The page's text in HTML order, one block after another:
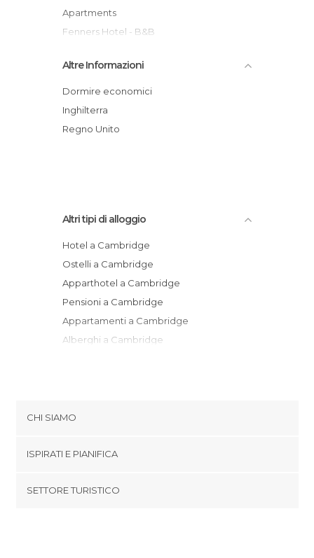
Apartments
Fenners Hotel - B&B
Pensione Iceni House
Pensione The Mowbray Bed And
Breakfast
Kirkwood House
Altre Informazioni
Dormire economici
Inghilterra
Regno Unito
Altri tipi di alloggio
Hotel a Cambridge
Ostelli a Cambridge
Apparthotel a Cambridge
Pensioni a Cambridge
Appartamenti a Cambridge
Alberghi a Cambridge
CHI SIAMO
Termini e Condizioni
ISPIRATI E PIANIFICA
SETTORE TURISTICO